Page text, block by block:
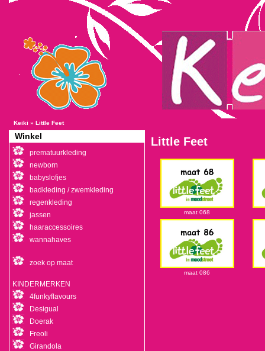
Keiki » Little Feet
Little Feet
maat 068
maat 086
Winkel
prematuurkleding
newborn
babyslofjes
badkleding / zwemkleding
regenkleding
jassen
haaraccessoires
wannahaves
zoek op maat
KINDERMERKEN
4funkyflavours
Desigual
Doerak
Freoli
Girandola